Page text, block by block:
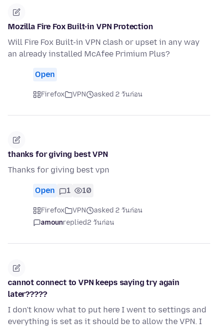
Mozilla Fire Fox Built-in VPN Protection
Will Fire Fox Built-in VPN clash or upset in any way
an already installed McAfee Primium Plus?
Open
Firefox VPN asked 2 วันก่อน
thanks for giving best VPN
Thanks for giving best vpn
Open 1 10
Firefox VPN
asked 2 วันก่อน
amounreplied2 วันก่อน
cannot connect to VPN keeps saying try again
later?????
I don't know what to put here I went to settings and
everything is set as it should be to allow the VPN. I